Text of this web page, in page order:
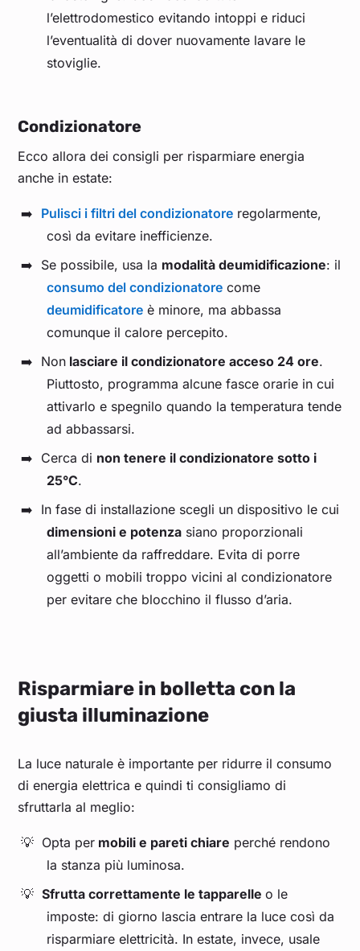
l’elettrodomestico evitando intoppi e riduci
l’eventualità di dover nuovamente lavare le
stoviglie.
Condizionatore
Ecco allora dei consigli per risparmiare energia
anche in estate:
Pulisci i filtri del condizionatore regolarmente,
così da evitare inefficienze.
Se possibile, usa la modalità deumidificazione: il
consumo del condizionatore come
deumidificatore è minore, ma abbassa
comunque il calore percepito.
Non lasciare il condizionatore acceso 24 ore.
Piuttosto, programma alcune fasce orarie in cui
attivarlo e spegnilo quando la temperatura tende
ad abbassarsi.
Cerca di non tenere il condizionatore sotto i
25°C.
In fase di installazione scegli un dispositivo le cui
dimensioni e potenza siano proporzionali
all’ambiente da raffreddare. Evita di porre
oggetti o mobili troppo vicini al condizionatore
per evitare che blocchino il flusso d’aria.
Risparmiare in bolletta con la
giusta illuminazione
La luce naturale è importante per ridurre il consumo
di energia elettrica e quindi ti consigliamo di
sfruttarla al meglio:
Opta per mobili e pareti chiare perché rendono
la stanza più luminosa.
Sfrutta correttamente le tapparelle o le
imposte: di giorno lascia entrare la luce così da
risparmiare elettricità. In estate, invece, usale